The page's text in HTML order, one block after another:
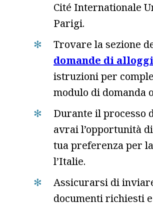
Cité Internationale
Parigi.
Trovare la sezione
domande di
istruzioni per
modulo di domanda
Durante il processo
avrai l’opportunità
tua preferenza per
l’Italie.
Assicurarsi di
documenti richiesti